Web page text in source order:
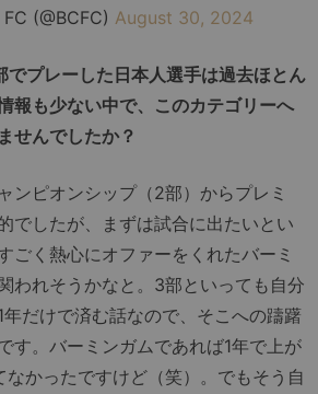
(@BCFC) August 30, 2024
プレーした日本人選手は過去ほとん
報も少ない中で、このカテゴリーへ
せんでしたか？
ンピオンシップ（2部）からプレミ
でしたが、まずは試合に出たいとい
ごく熱心にオファーをくれたバーミ
われそうかなと。3部といっても自分
だけで済む話なので、そこへの躊躇
す。バーミンガムであれば1年で上が
かったですけど（笑）。でもそう自